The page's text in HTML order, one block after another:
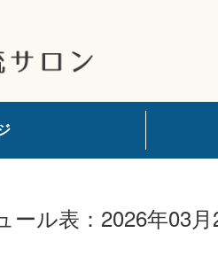
ル表：2026年03月